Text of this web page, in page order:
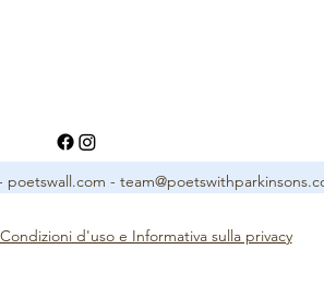
poetswall.com -
d'uso e Informativa sulla privacy